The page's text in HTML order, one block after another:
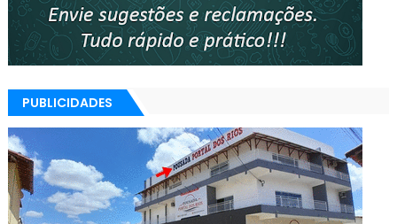
PUBLICIDADES